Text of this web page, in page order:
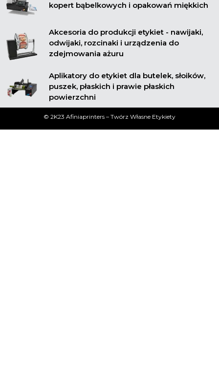
kopert bąbelkowych i opakowań miękkich
Akcesoria do produkcji etykiet - nawijaki,
odwijaki, rozcinaki i urządzenia do
zdejmowania ażuru
Aplikatory do etykiet dla butelek, słoików,
puszek, płaskich i prawie płaskich
powierzchni
© 2K23 Afiniaprinters – Twórz Własne Etykiety